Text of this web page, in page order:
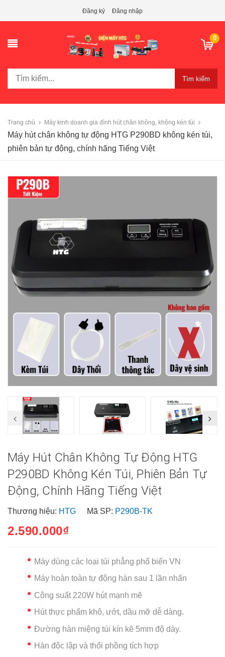
Đăng ký Đăng nhập
0
Tìm kiếm
Trang chủ Máy kinh doanh gia đình hút chân không, không kén túi
Máy hút chân không tự động HTG P290BD không kén túi,
phiên bản tự động, chính hãng Tiếng Việt
Máy Hút Chân Không Tự Động HTG
P290BD Không Kén Túi, Phiên Bản Tự
Động, Chính Hãng Tiếng Việt
Thương hiệu: HTG Mã SP: P290B-TK
2.590.000₫
Máy dùng các loại túi phẳng phổ biến VN
Máy hoàn toàn tự động hàn sau 1 lần nhấn
Công suất 220W hút mạnh mẽ
Hút thực phẩm khô, ướt, dầu mỡ dễ dàng.
Đường hàn miệng túi kín kẽ 5mm độ dày.
Hàn độc lập và thổi phồng tích hợp